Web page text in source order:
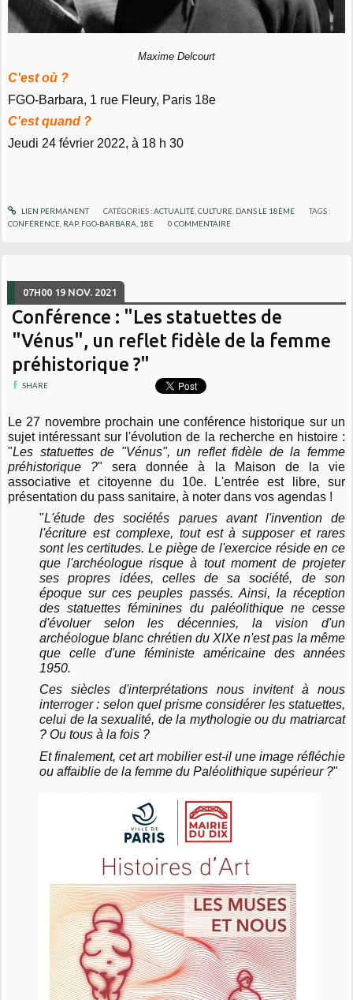
Maxime Delcourt
C'est où ?
FGO-Barbara, 1 rue Fleury, Paris 18e
C'est quand ?
Jeudi 24 février 2022, à 18 h 30
LIEN PERMANENT CATÉGORIES :ACTUALITÉ, CULTURE, DANS LE 18ÈME
TAGS :
CONFÉRENCE RAP, FGO-BARBARA 18E 0 COMMENTAIRE
07H00 19 NOV. 2021
Conférence : "Les statuettes de
"Vénus", un reflet fidèle de la femme
préhistorique ?"
SHARE
Le 27 novembre prochain une conférence historique sur un
sujet intéressant sur l'évolution de la recherche en histoire :
"Les statuettes de "Vénus", un reflet fidèle de la femme
préhistorique ?" sera donnée à la Maison de la vie
associative et citoyenne du 10e. L'entrée est libre, sur
présentation du pass sanitaire, à noter dans vos agendas !
"L'étude des sociétés parues avant l'invention de
l'écriture est complexe, tout est à supposer et rares
sont les certitudes. Le piège de l'exercice réside en ce
que l'archéologue risque à tout moment de projeter
ses propres idées, celles de sa société, de son
époque sur ces peuples passés. Ainsi, la réception
des statuettes féminines du paléolithique ne cesse
d'évoluer selon les décennies, la vision d'un
archéologue blanc chrétien du XIXe n'est pas la même
que celle d'une féministe américaine des années
1950.
Ces siècles d'interprétations nous invitent à nous
interroger : selon quel prisme considérer les statuettes,
celui de la sexualité, de la mythologie ou du matriarcat
? Ou tous à la fois ?
Et finalement, cet art mobilier est-il une image réfléchie
ou affaiblie de la femme du Paléolithique supérieur ?"